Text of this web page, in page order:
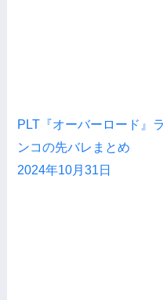
PLT『オーバーロード』
ンコの先バレまとめ
2024年10月31日